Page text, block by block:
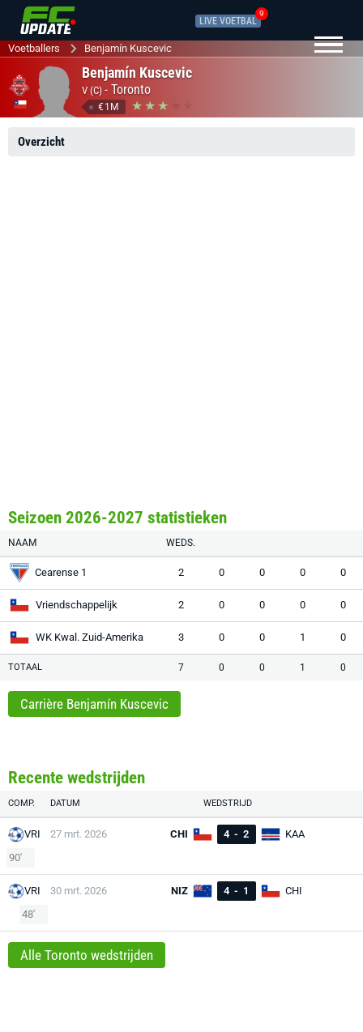
LIVE VOETBAL
9
Voetballers Benjamín Kuscevic
Benjamín Kuscevic
V (C) - Toronto
€1M
Overzicht
Seizoen 2026-2027 statistieken
NAAM WEDS.
Cearense 1 2 0 0 0 0
Vriendschappelijk 2 0 0 0 0
WK Kwal. Zuid-Amerika 3 0 0 1 0
TOTAAL 7 0 0 1 0
Carrière Benjamín Kuscevic
Recente wedstrijden
COMP. DATUM WEDSTRIJD
VRI 27 mrt. 2026 CHI 4 - 2
KAA
90'
VRI 30 mrt. 2026 NIZ 4 - 1
CHI
48'
Alle Toronto wedstrijden